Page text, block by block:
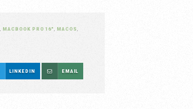
MACBOOK PRO 16" MACOS
LINKEDIN EMAIL